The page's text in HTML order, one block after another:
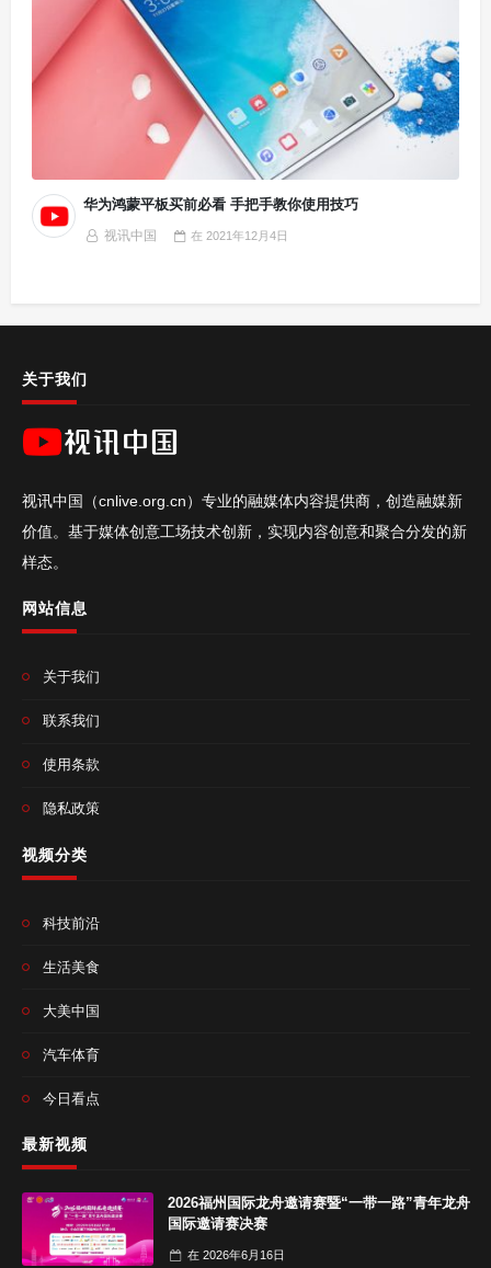
华为鸿蒙平板买前必看 手把手教你使用技巧
视讯中国 在2021年12月4日
关于我们
视讯中国（cnlive.org.cn）专业的融媒体内容提供商，创造融媒新
价值。基于媒体创意工场技术创新，实现内容创意和聚合分发的新
样态。
网站信息
关于我们
联系我们
使用条款
隐私政策
视频分类
科技前沿
生活美食
大美中国
汽车体育
今日看点
最新视频
2026福州国际龙舟邀请赛暨“一带一路”青年龙舟
国际邀请赛决赛
在 2026年6月16日